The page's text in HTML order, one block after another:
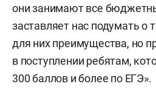
они занимают все
заставляет нас подумать о
для них преимущества, но
в поступлении ребятам,
300 баллов и более по ЕГЭ».